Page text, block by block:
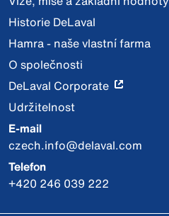
Historie DeLaval
Hamra - naše vlastní farma
O společnosti
DeLaval Corporate
Udržitelnost
E-mail
czech.info@delaval.com
Telefon
+420 246 039 222